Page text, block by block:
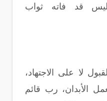
قد فاته ثواب
لا على الاجتهاد،
الأبدان، رب قائم